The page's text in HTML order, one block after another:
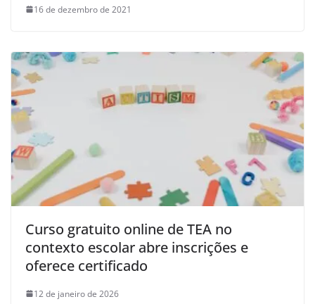
16 de dezembro de 2021
Curso gratuito online de TEA no
contexto escolar abre inscrições e
oferece certificado
12 de janeiro de 2026